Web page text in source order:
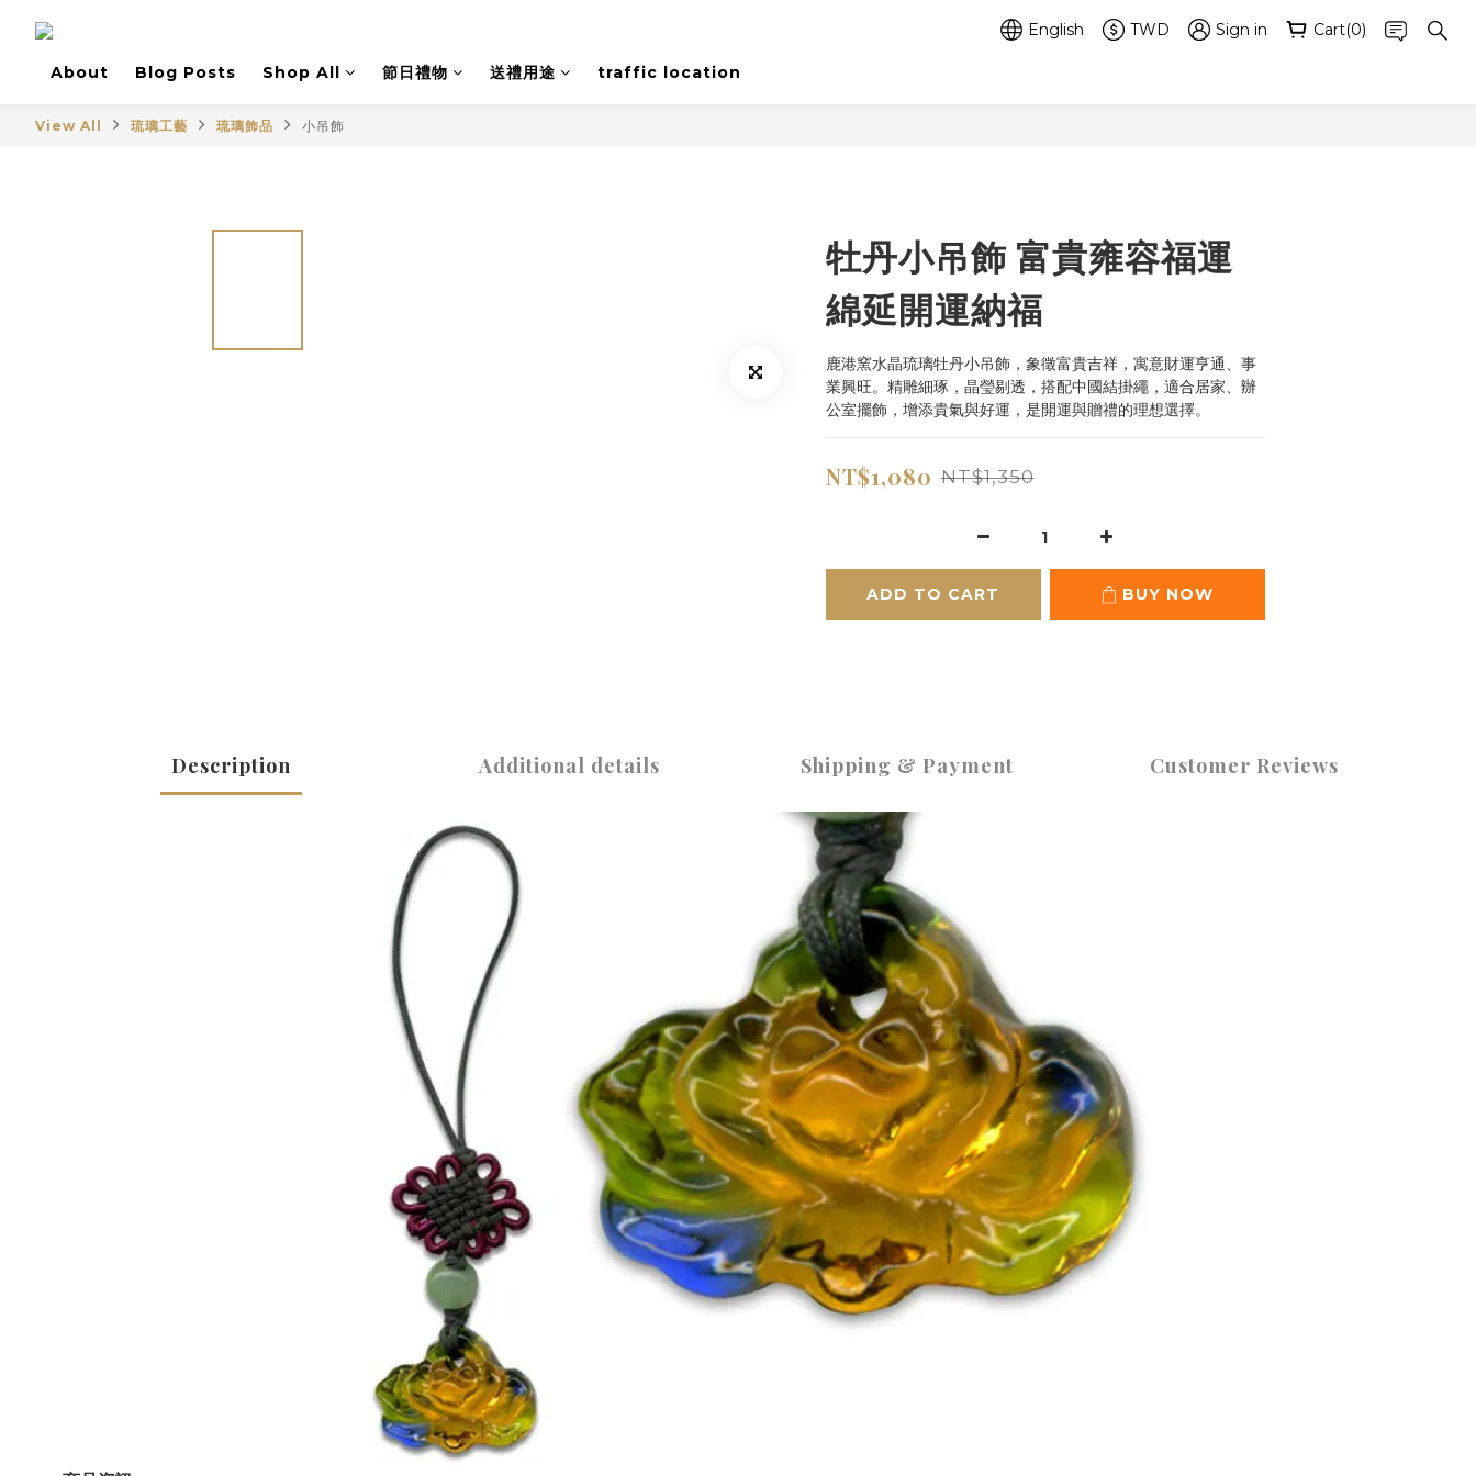
English TWD Sign in Cart(0)
About Blog Posts Shop All 節日禮物 送禮用途 traffic location
View All 琉璃工藝 琉璃飾品 小吊飾
牡丹小吊飾 富貴雍容福運
綿延開運納福
鹿港窯水晶琉璃牡丹小吊飾，象徵富貴吉祥，寓意財運亨通、事
業興旺。精雕細琢，晶瑩剔透，搭配中國結掛繩，適合居家、辦
公室擺飾，增添貴氣與好運，是開運與贈禮的理想選擇。
NT$1,080 NT$1,350
ADD TO CART BUY NOW
Description Additional details Shipping & Payment Customer Reviews